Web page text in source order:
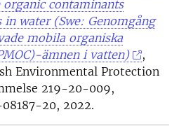
contaminants
in water (Swe: Genomgång
mobila organiska
ämnen i vatten)
,
Environmental Protection
219-20-009,
20, 2022.